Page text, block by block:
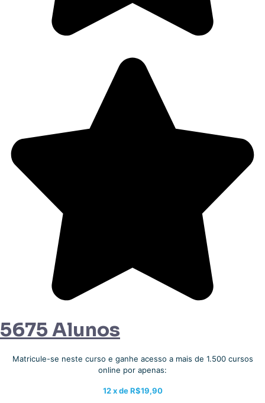
5675 Alunos
Matricule-se neste curso e ganhe acesso a mais de 1.500 cursos
online por apenas:
12 x deR$19,90